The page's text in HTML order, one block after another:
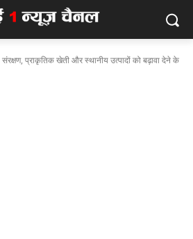
संरक्षण, प्राकृतिक खेती और स्थानीय उत्पादों को बढ़ावा देने के